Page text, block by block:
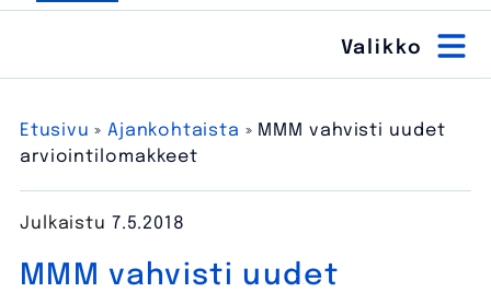
Etusivu »Ajankohtaista » MMM vahvisti uudet
arviointilomakkeet
MMM vahvisti uudet
Julkaistu 7.5.2018